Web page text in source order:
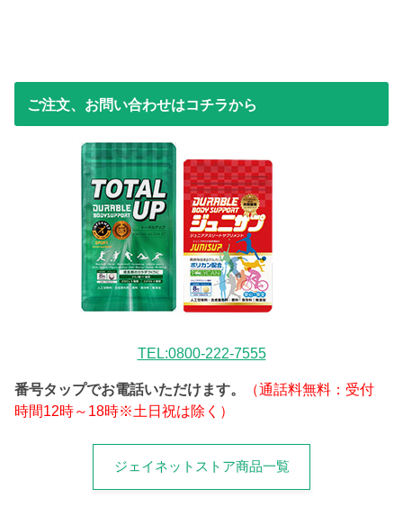
ご注文、お問い合わせはコチラから
TEL:0800-222-7555
番号タップでお電話いただけます。
（通話料無料：受付
時間12時～18時※土日祝は除く）
ジェイネットストア商品一覧